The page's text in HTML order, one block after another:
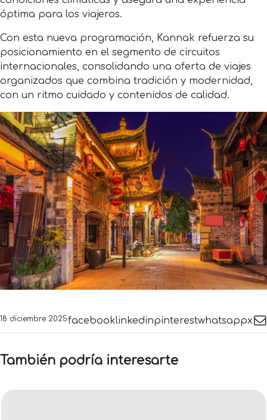
óptima para los viajeros.
Con esta nueva programación, Kannak refuerza su
posicionamiento en el segmento de circuitos
internacionales, consolidando una oferta de viajes
organizados que combina tradición y modernidad,
con un ritmo cuidado y contenidos de calidad.
18 diciembre 2025facebooklinkedinpinterestwhatsappx
También podría interesarte